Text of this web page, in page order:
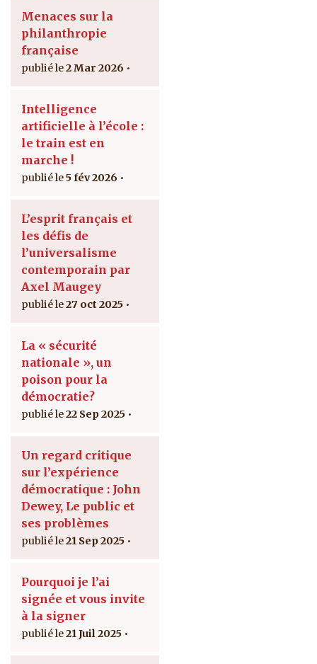
Menaces sur la
philanthropie
française
2 Mar 2026
Intelligence
artificielle à l’école :
le train est en
marche !
5 fév 2026
L’esprit français et
les défis de
l’universalisme
contemporain par
Axel Maugey
27 oct 2025
La « sécurité
nationale », un
poison pour la
démocratie?
22 Sep 2025
Un regard critique
sur l’expérience
démocratique : John
Dewey, Le public et
ses problèmes
21 Sep 2025
Pourquoi je l’ai
signée et vous invite
à la signer
21 Juil 2025